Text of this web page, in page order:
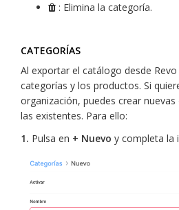
: Elimina la categoría.
CATEGORÍAS
Al exportar el catálogo desde Revo
categorías y los productos. Si
organización, puedes crear
las existentes. Para ello:
1. Pulsa en + Nuevo y completa la